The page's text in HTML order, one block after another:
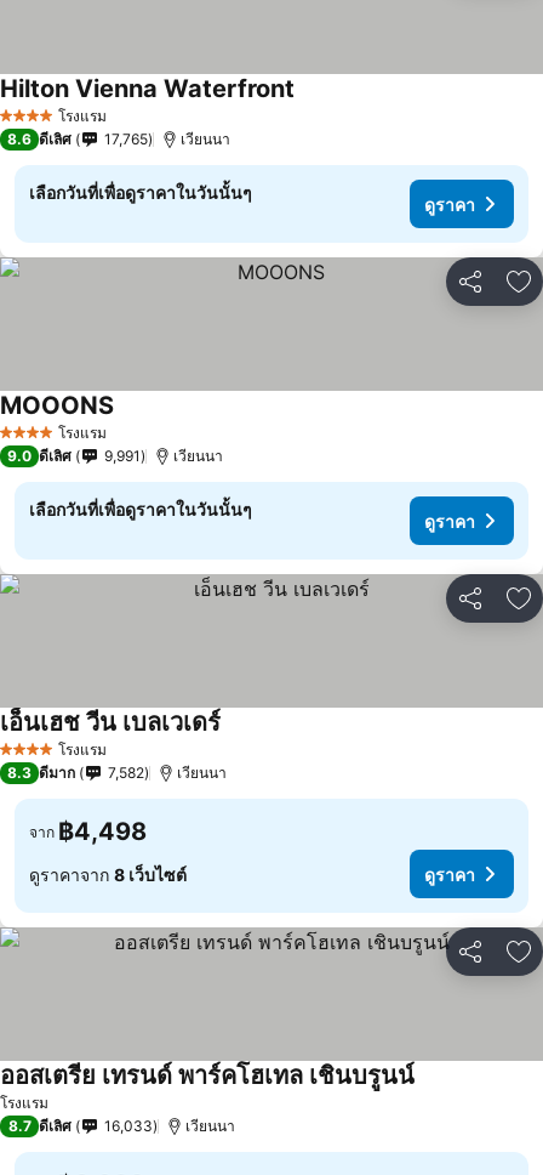
4 ดาว โรงแรม
Hilton Vienna Waterfront
8.6 ดีเลิศ 17,765 เวียนนา
เลือกวันที่เพื่อดูราคาในวันนั้นๆ
ดูราคา
แชร์ เ
4 ดาว โรงแรม
MOOONS
9.0 ดีเลิศ 9,991 เวียนนา
เลือกวันที่เพื่อดูราคาในวันนั้นๆ
ดูราคา
แชร์ เ
4 ดาว โรงแรม
เอ็นเฮช วีน เบลเวเดร์
8.3 ดีมาก 7,582 เวียนนา
จาก ฿4,498
ดูราคาจาก 8 เว็บไซต์ ดูราคา
แชร์ เ
โรงแรม
ออสเตรีย เทรนด์ พาร์คโฮเทล เชินบรูนน์ดูราคา
8.7 ดีเลิศ 16,033 เวียนนา